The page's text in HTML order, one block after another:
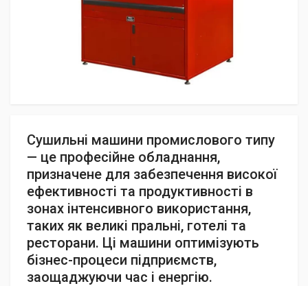
Сушильні машини промислового типу
— це професійне обладнання,
призначене для забезпечення високої
ефективності та продуктивності в
зонах інтенсивного використання,
таких як великі пральні, готелі та
ресторани. Ці машини оптимізують
бізнес-процеси підприємств,
заощаджуючи час і енергію.